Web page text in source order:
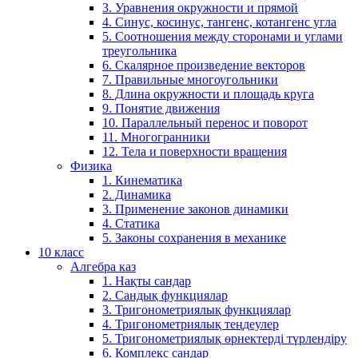
3. Уравнения окружности и прямой
4. Синус, косинус, тангенс, котангенс угла
5. Соотношения между сторонами и углами
треугольника
6. Скалярное произведение векторов
7. Правильные многоугольники
8. Длина окружности и площадь круга
9. Понятие движения
10. Параллельный перенос и поворот
11. Многогранники
12. Тела и поверхности вращения
Физика
1. Кинематика
2. Динамика
3. Применение законов динамики
4. Статика
5. Законы сохранения в механике
10 класс
Алгебра каз
1. Нақты сандар
2. Сандық функциялар
3. Тригонометриялық функциялар
4. Тригонометриялық теңдеулер
5. Тригонометриялық өрнектерді түрлендіру
6. Комплекс сандар